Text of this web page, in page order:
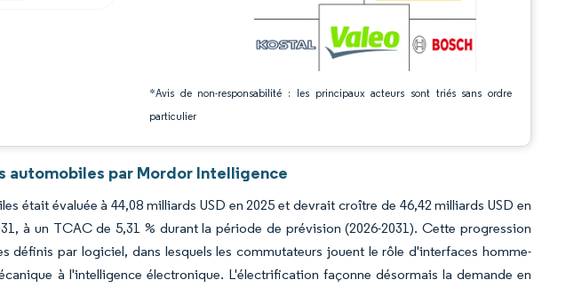
*Avis de non-responsabilité : les principaux acteurs sont triés sans ordre
particulier
automobiles par Mordor Intelligence
était évaluée à 44,08 milliards USD en 2025 et devrait croître de 46,42 milliards USD en
à un TCAC de 5,31 % durant la période de prévision (2026-2031). Cette progression
définis par logiciel, dans lesquels les commutateurs jouent le rôle d'interfaces homme-
à l'intelligence électronique. L'électrification façonne désormais la demande en